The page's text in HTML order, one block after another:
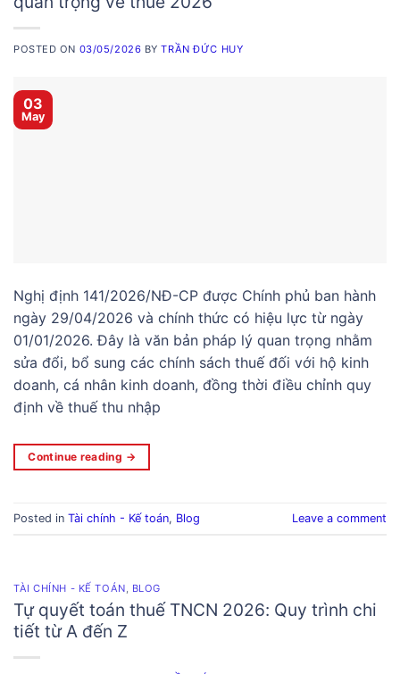
POSTED ON 03/05/2026 BYTRẦN ĐỨC HUY
03
May
Nghị định 141/2026/NĐ-CP được Chính phủ ban hành
ngày 29/04/2026 và chính thức có hiệu lực từ ngày
01/01/2026. Đây là văn bản pháp lý quan trọng nhằm
sửa đổi, bổ sung các chính sách thuế đối với hộ kinh
doanh, cá nhân kinh doanh, đồng thời điều chỉnh quy
định về thuế thu nhập
Continue reading →
Posted in Tài chính - Kế toán, Blog Leave a comment
TÀI CHÍNH - KẾ TOÁN, BLOG
Tự quyết toán thuế TNCN 2026: Quy trình chi
tiết từ A đến Z